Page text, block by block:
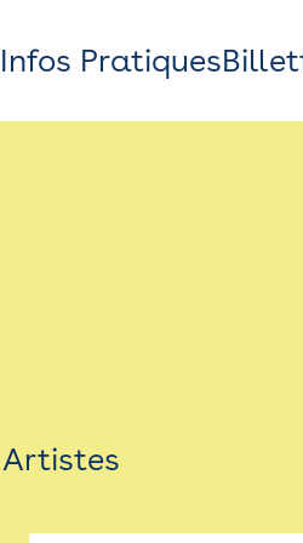
Infos Pratiques
1, av. du Chateau
Artistes